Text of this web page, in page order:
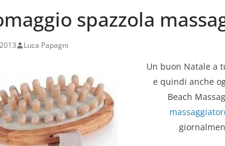
spazzola
Luca Papagni
Un buon Natale a
e quindi anche
Beach